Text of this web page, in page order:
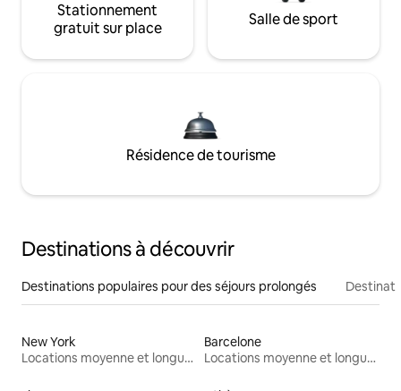
Stationnement
gratuit sur place
Salle de sport
Résidence de tourisme
Destinations à découvrir
Destinations populaires pour des séjours prolongés
New York
Locations moyenne et longue durée
Barcelone
Locations moyenne et longue durée